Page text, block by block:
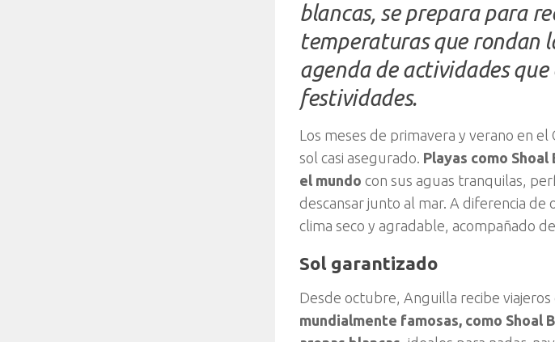
blancas, se prepara para
temperaturas que rondan
agenda de actividades
festividades.
Los meses de primavera y verano en
sol casi asegurado. Playas como
el mundo con sus aguas tranquilas,
descansar junto al mar. A diferencia
clima seco y agradable, acompañado
Sol garantizado
Desde octubre, Anguilla recibe viajeros
mundialmente famosas, como Shoal